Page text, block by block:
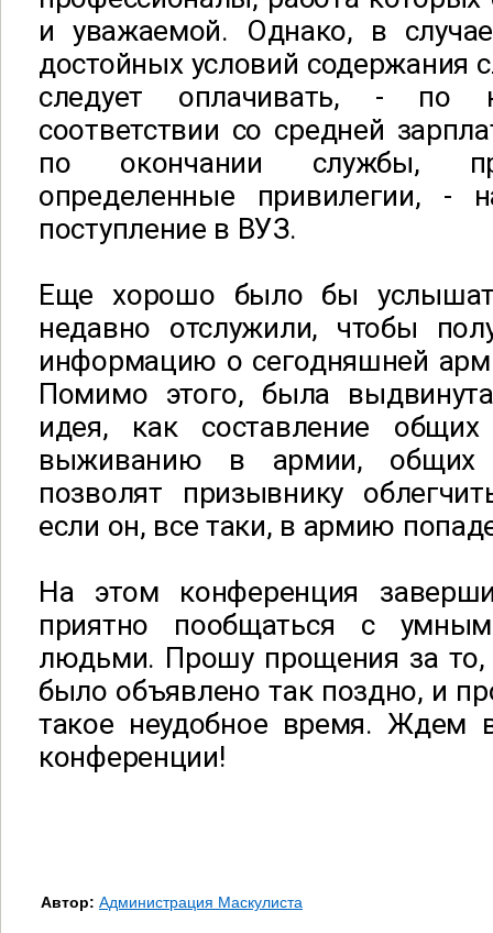
и уважаемой. Однако, в
достойных условий содержания
следует оплачивать, - по
соответствии со средней
по окончании службы,
определенные привилегии, -
поступление в ВУЗ.
Еще хорошо было бы
недавно отслужили, чтобы
информацию о сегодняшней
Помимо этого, была
идея, как составление
выживанию в армии, общих
позволят призывнику
если он, все таки, в армию
На этом конференция
приятно пообщаться с
людьми. Прошу прощения за то,
было объявлено так поздно, и
такое неудобное время. Ждем
конференции!
Автор: Администрация Маскулиста